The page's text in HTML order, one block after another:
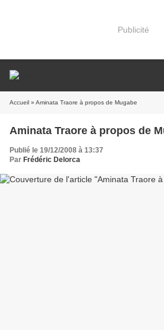
Publicité
Accueil » Aminata Traore à propos de Mugabe
Aminata Traore à propos de
Publié le 19/12/2008 à 13:37
Par Frédéric Delorca